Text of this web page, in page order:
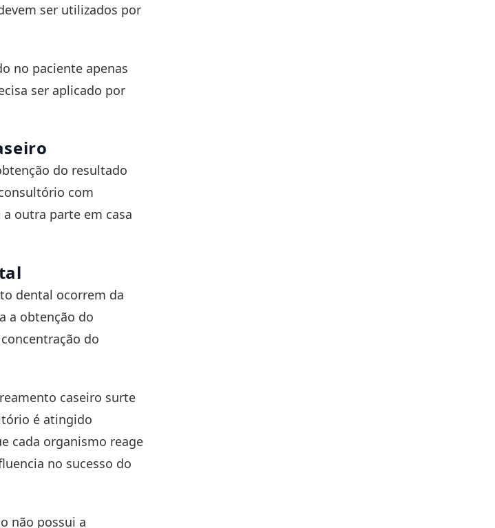
ser utilizados por
no paciente apenas
ser aplicado por
do resultado
com
outra parte em casa
dental ocorrem da
a obtenção do
do
caseiro surte
é atingido
cada organismo reage
no sucesso do
não possui a